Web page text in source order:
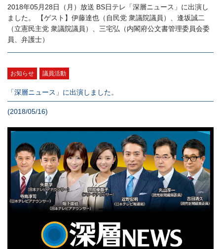
2018年05月28日（月）放送 BS日テレ「深層ニュース」に出演し
ました。 【ゲスト】伊藤達也（自民党 衆議院議員）、逢坂誠二
（立憲民主党 衆議院議員）、三宅弘（内閣府公文書管理委員会委
員、弁護士）
お知らせ 議員活動
「深層ニュース」に出演しました。
(2018/05/16)